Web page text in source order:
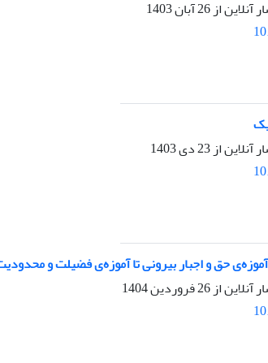
آنلاین از26 آبان 1403
آنلاین از23 دی 1403
آموزه‌ی حق و اجبار بیرونی تا آموزه‌ی فضیلت و
آنلاین از26 فروردین 1404